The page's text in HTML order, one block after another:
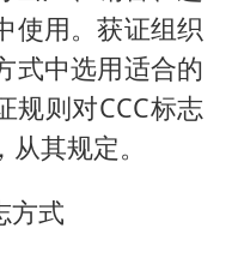
使用。获证组织
式中选用适合的
规则对CCC标志
其规定。
方式